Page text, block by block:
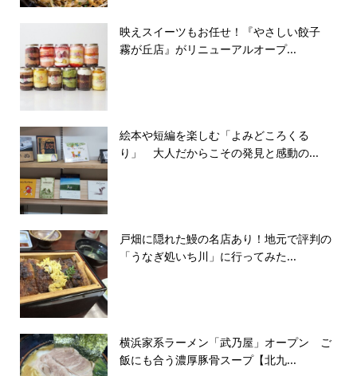
映えスイーツもお任せ！『やさしい餃子
霧が丘店』がリニューアルオープ...
絵本や短編を楽しむ「よみどころくる
り」 大人だからこその発見と感動の...
戸畑に隠れた鰻の名店あり！地元で評判の
「うなぎ処いち川」に行ってみた...
横浜家系ラーメン「武乃屋」オープン ご
飯にも合う濃厚豚骨スープ【北九...